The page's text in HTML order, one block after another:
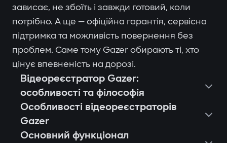
зависає, не збоїть і завжди готовий, коли
потрібно. А ще — офіційна гарантія, сервісна
підтримка та можливість повернення без
проблем. Саме тому Gazer обирають ті, хто
цінує впевненість на дорозі.
Відеореєстратор Gazer:
особливості та філософія
Особливості відеореєстраторів
Gazer
Основний функціонал